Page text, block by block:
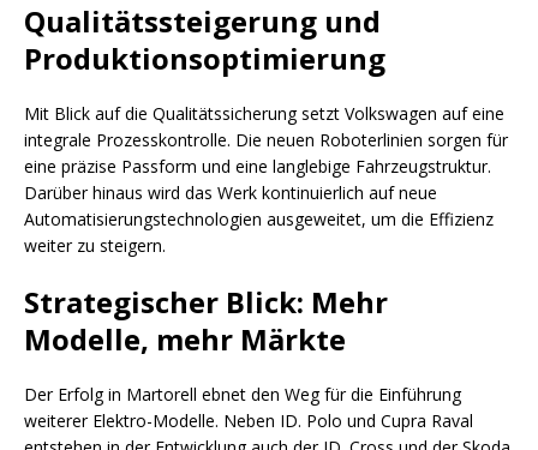
Qualitätssteigerung und
Produktionsoptimierung
Mit Blick auf die Qualitätssicherung setzt Volkswagen auf eine
integrale Prozesskontrolle. Die neuen Roboterlinien sorgen für
eine präzise Passform und eine langlebige Fahrzeugstruktur.
Darüber hinaus wird das Werk kontinuierlich auf neue
Automatisierungstechnologien ausgeweitet, um die Effizienz
weiter zu steigern.
Strategischer Blick: Mehr
Modelle, mehr Märkte
Der Erfolg in Martorell ebnet den Weg für die Einführung
weiterer Elektro-Modelle. Neben ID. Polo und Cupra Raval